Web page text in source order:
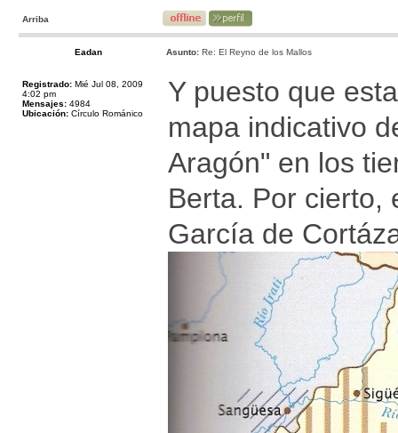
Arriba
Eadan Asunto: Re: El Reyno de los Mallos
Registrado: Mié Jul 08, 2009
4:02 pm
Mensajes: 4984
Ubicación: Círculo Románico
Y puesto que
mapa indicativo
Aragón" en los
Berta. Por cierto,
García de